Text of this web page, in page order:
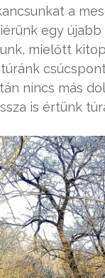
a
egy
mielőtt
nincs más
is értünk